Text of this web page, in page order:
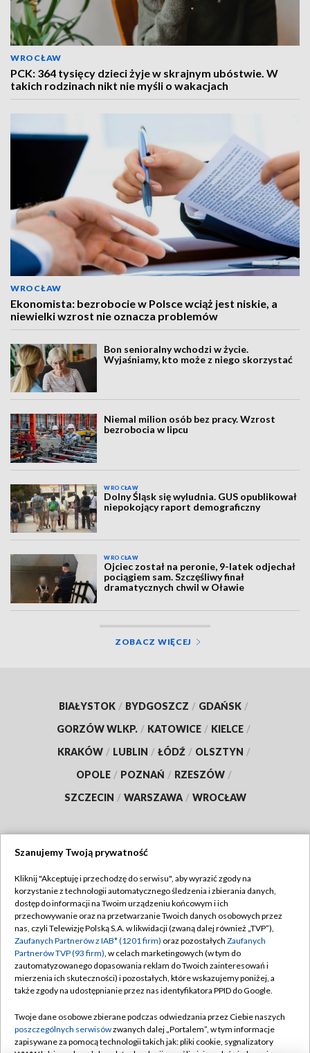
WROCŁAW
PCK: 364 tysięcy dzieci żyje w skrajnym ubóstwie. W
takich rodzinach nikt nie myśli o wakacjach
WROCŁAW
Ekonomista: bezrobocie w Polsce wciąż jest niskie, a
niewielki wzrost nie oznacza problemów
Bon senioralny wchodzi w życie.
Wyjaśniamy, kto może z niego skorzystać
Niemal milion osób bez pracy. Wzrost
bezrobocia w lipcu
WROCŁAW
Dolny Śląsk się wyludnia. GUS opublikował
niepokojący raport demograficzny
WROCŁAW
Ojciec został na peronie, 9-latek odjechał
pociągiem sam. Szczęśliwy finał
dramatycznych chwil w Oławie
ZOBACZ WIĘCEJ
BIAŁYSTOK / BYDGOSZCZ / GDAŃSK /
GORZÓW WLKP. / KATOWICE / KIELCE /
KRAKÓW / LUBLIN / ŁÓDŹ / OLSZTYN /
OPOLE / POZNAŃ / RZESZÓW /
SZCZECIN / WARSZAWA / WROCŁAW
TVP
Abonament TVP
Emisja w TVP
Centrum informacji TVP
Naziemna Telewizja Cyfrowa
Rada Programowa
System NOS
Regulamin TVP
Polityka prywatności
Moje zgody
Pomoc
Kontakt
Szanujemy Twoją prywatność
Kliknij "Akceptuję i przechodzę do serwisu", aby wyrazić zgody na
korzystanie z technologii automatycznego śledzenia i zbierania danych,
dostęp do informacji na Twoim urządzeniu końcowym i ich
przechowywanie oraz na przetwarzanie Twoich danych osobowych przez
nas, czyli Telewizję Polską S.A. w likwidacji (zwaną dalej również „TVP”),
Zaufanych Partnerów z IAB* (1201 firm) oraz pozostałych Zaufanych
Partnerów TVP (93 firm), w celach marketingowych (w tym do
zautomatyzowanego dopasowania reklam do Twoich zainteresowań i
mierzenia ich skuteczności) i pozostałych, które wskazujemy poniżej, a
także zgody na udostępnianie przez nas identyfikatora PPID do Google.
Twoje dane osobowe zbierane podczas odwiedzania przez Ciebie naszych
poszczególnych serwisówzwanych dalej „Portalem”, w tym informacje
zapisywane za pomocą technologii takich jak: pliki cookie, sygnalizatory